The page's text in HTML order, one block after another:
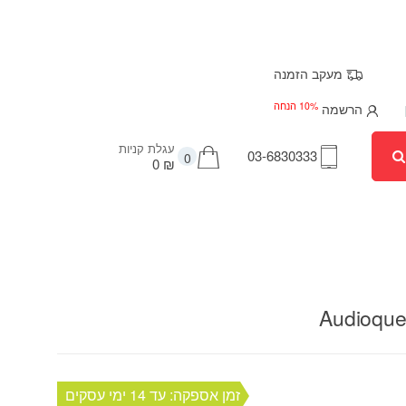
מעקב הזמנה
הרשמה 10% הנחה
03-6830333
0
עגלת קניות
₪ 0
זמן אספקה: עד 14 ימי עסקים